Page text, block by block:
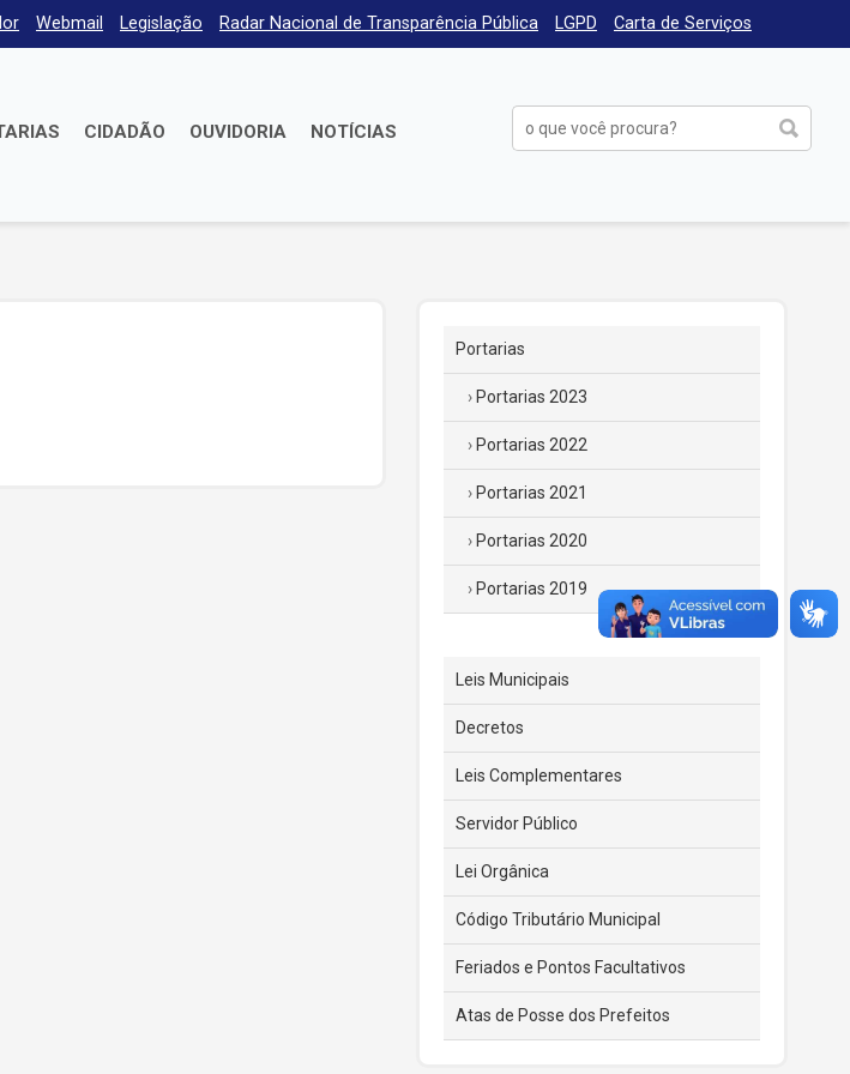
Webmail Legislação Radar Nacional de Transparência Pública LGPD Carta de Serviços
CIDADÃO OUVIDORIA NOTÍCIAS
Portarias
Portarias 2023
Portarias 2022
Portarias 2021
Portarias 2020
Portarias 2019
Leis Municipais
Decretos
Leis Complementares
Servidor Público
Lei Orgânica
Código Tributário Municipal
Feriados e Pontos Facultativos
Atas de Posse dos Prefeitos